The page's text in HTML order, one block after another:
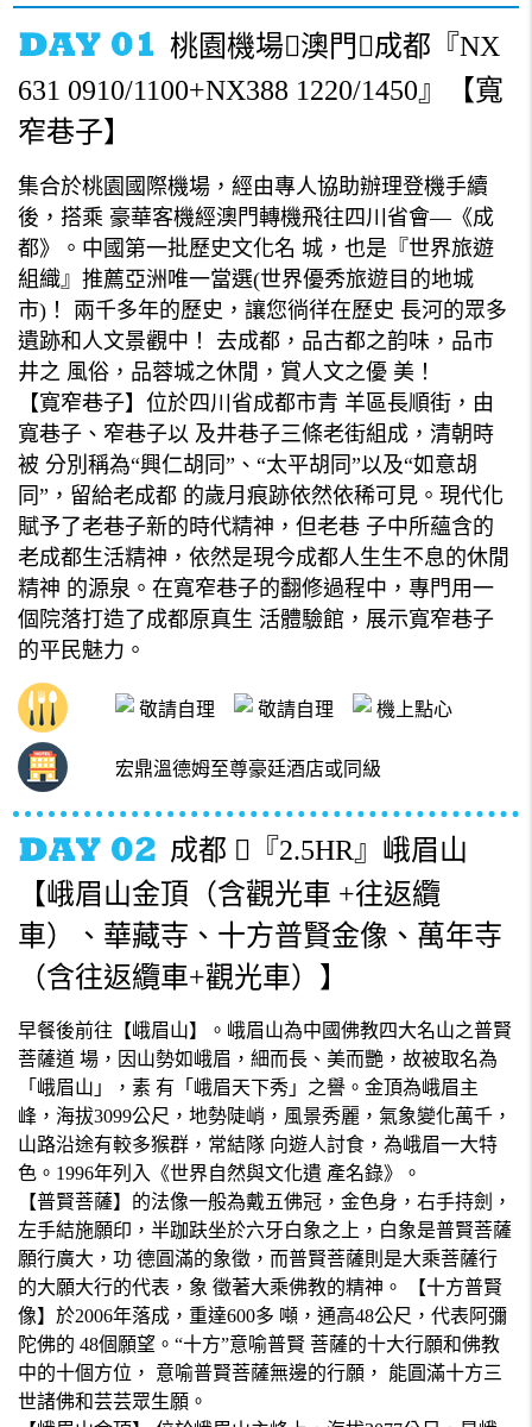
桃園機場澳門成都『NX
631 0910/1100+NX388 1220/1450』【寬
窄巷子】
集合於桃園國際機場，經由專人協助辦理登機手續
後，搭乘 豪華客機經澳門轉機飛往四川省會—《成
都》。中國第一批歷史文化名 城，也是『世界旅遊
組織』推薦亞洲唯一當選(世界優秀旅遊目的地城
市)！ 兩千多年的歷史，讓您徜徉在歷史 長河的眾多
遺跡和人文景觀中！ 去成都，品古都之韵味，品市
井之 風俗，品蓉城之休閒，賞人文之優 美！
【寬窄巷子】位於四川省成都市青 羊區長順街，由
寬巷子、窄巷子以 及井巷子三條老街組成，清朝時
被 分別稱為“興仁胡同”、“太平胡同”以及“如意胡
同”，留給老成都 的歲月痕跡依然依稀可見。現代化
賦予了老巷子新的時代精神，但老巷 子中所蘊含的
老成都生活精神，依然是現今成都人生生不息的休閒
精神 的源泉。在寬窄巷子的翻修過程中，專門用一
個院落打造了成都原真生 活體驗館，展示寬窄巷子
的平民魅力。
敬請自理 敬請自理 機上點心
宏鼎溫德姆至尊豪廷酒店或同級
成都 『2.5HR』峨眉山
【峨眉山金頂（含觀光車 +往返纜
車）、華藏寺、十方普賢金像、萬年寺
（含往返纜車+觀光車）】
早餐後前往【峨眉山】。峨眉山為中國佛教四大名山之普賢
菩薩道 場，因山勢如峨眉，細而長、美而艷，故被取名為
「峨眉山」，素 有「峨眉天下秀」之譽。金頂為峨眉主
峰，海拔3099公尺，地勢陡峭，風景秀麗，氣象變化萬千，
山路沿途有較多猴群，常結隊 向遊人討食，為峨眉一大特
色。1996年列入《世界自然與文化遺 產名錄》。
【普賢菩薩】的法像一般為戴五佛冠，金色身，右手持劍，
左手結施願印，半跏趺坐於六牙白象之上，白象是普賢菩薩
願行廣大，功 德圓滿的象徵，而普賢菩薩則是大乘菩薩行
的大願大行的代表，象 徵著大乘佛教的精神。 【十方普賢
像】於2006年落成，重達600多 噸，通高48公尺，代表阿彌
陀佛的 48個願望。“十方”意喻普賢 菩薩的十大行願和佛教
中的十個方位， 意喻普賢菩薩無邊的行願， 能圓滿十方三
世諸佛和芸芸眾生願。